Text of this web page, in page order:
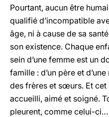
Pourtant, aucun être
qualifié d’incompatible
âge, ni à cause de sa
son existence. Chaque
sein d’une femme est un
famille : d’un père et
des frères et sœurs. Et cet
accueilli, aimé et soigné.
pleurent, comme celui-